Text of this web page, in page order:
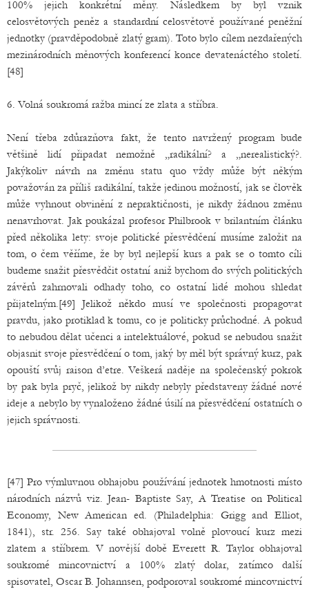
100% jejich konkrétní měny. Následkem by byl vznik
celosvětových peněz a standardní celosvětově používané peněžní
jednotky (pravděpodobně zlatý gram). Toto bylo cílem nezdařených
mezinárodních měnových konferencí konce devatenáctého století.
[48]
6. Volná soukromá ražba mincí ze zlata a stříbra.
Není třeba zdůrazňova fakt, že tento navržený program bude
většině lidí připadat nemožně „radikální? a „nerealistický?.
Jakýkoliv návrh na změnu statu quo vždy může být někým
považován za příliš radikální, takže jedinou možností, jak se člověk
může vyhnout obvinění z nepraktičnosti, je nikdy žádnou změnu
nenavrhovat. Jak poukázal profesor Philbrook v brilantním článku
před několika lety: svoje politické přesvědčení musíme založit na
tom, o čem věříme, že by byl nejlepší kurs a pak se o tomto cíli
budeme snažit přesvědčit ostatní aniž bychom do svých politických
závěrů zahrnovali odhady toho, co ostatní lidé mohou shledat
přijatelným.[49] Jelikož někdo musí ve společnosti propagovat
pravdu, jako protiklad k tomu, co je politicky průchodné. A pokud
to nebudou dělat učenci a intelektuálové, pokud se nebudou snažit
objasnit svoje přesvědčení o tom, jaký by měl být správný kurz, pak
opouští svůj raison d’etre. Veškerá naděje na společenský pokrok
by pak byla pryč, jelikož by nikdy nebyly představeny žádné nové
ideje a nebylo by vynaloženo žádné úsilí na přesvědčení ostatních o
jejich správnosti.
[47] Pro výmluvnou obhajobu používání jednotek hmotnosti místo
národních názvů viz. Jean- Baptiste Say, A Treatise on Political
Economy, New American ed. (Philadelphia: Grigg and Elliot,
1841), str. 256. Say také obhajoval volně plovoucí kurz mezi
zlatem a stříbrem. V novější době Everett R. Taylor obhajoval
soukromé mincovnictví a 100% zlatý dolar, zatímco další
spisovatel, Oscar B. Johannsen, podporoval soukromé mincovnictví